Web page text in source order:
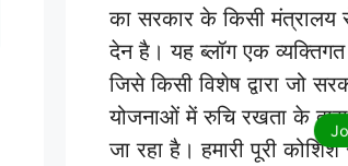
का सरकार के किसी
देन है। यह ब्लॉग एक व्यक्तिगत
जिसे किसी विशेष द्वारा जो
योजनाओं में रुचि रखता के
जा रहा है। हमारी पूरी कोशिश